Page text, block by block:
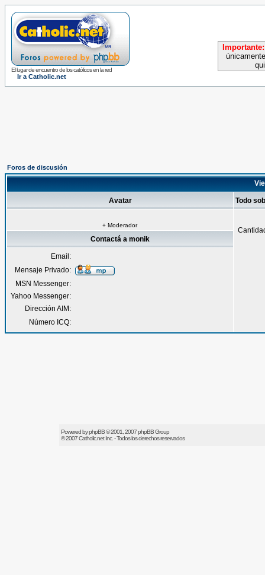
El lugar de encuentro de los católicos en la red
Ir a Catholic.net
Importante:
Foros de discusión
Avatar Todo
+ Moderador
Contactá a monik
Email:
Mensaje Privado:
MSN Messenger:
Yahoo Messenger:
Dirección AIM:
Número ICQ:
Powered byphpBB© 2001, 2007 phpBB Group
© 2007Catholic.netInc. - Todos los derechos reservados